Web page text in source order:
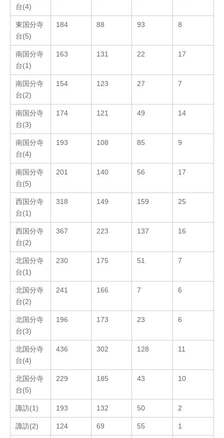
台(4)
東国分寺
台(5)
184 88 93 8
南国分寺
台(1)
163 131 22 17
南国分寺
台(2)
154 123 27 7
南国分寺
台(3)
174 121 49 14
南国分寺
台(4)
193 108 85 9
南国分寺
台(5)
201 140 56 17
西国分寺
台(1)
318 149 159 25
西国分寺
台(2)
367 223 137 16
北国分寺
台(1)
230 175 51 7
北国分寺
台(2)
241 166 7 6
北国分寺
台(3)
196 173 23 6
北国分寺
台(4)
436 302 128 11
北国分寺
台(5)
229 185 43 10
諏訪(1) 193 132 50 2
諏訪(2) 124 69 55 1